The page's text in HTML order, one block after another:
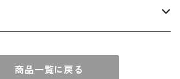
商品一覧に戻る